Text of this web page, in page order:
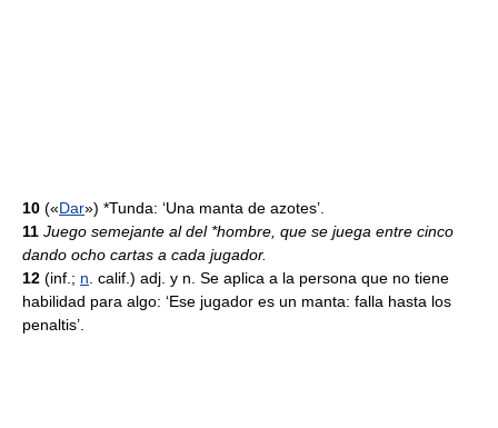
10 («Dar») *Tunda: ‘Una manta de azotes’.
11 Juego semejante al del *hombre, que se juega entre cinco
dando ocho cartas a cada jugador.
12 (inf.; n . calif.) adj. y n. Se aplica a la persona que no tiene
habilidad para algo: ‘Ese jugador es un manta: falla hasta los
penaltis’.